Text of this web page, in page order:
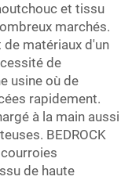
et tissu
marchés.
matériaux d'un
de
usine où de
rapidement.
à la main aussi
BEDROCK
de haute